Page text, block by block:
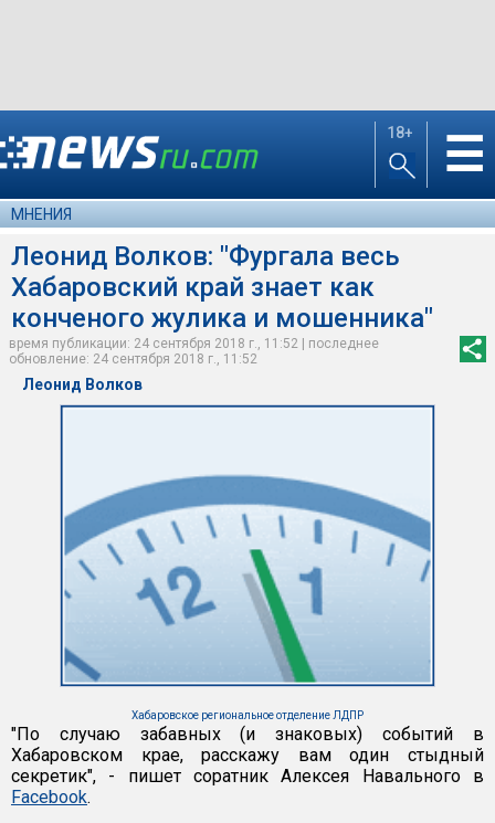
18+ ☰
МНЕНИЯ
Леонид Волков: "Фургала весь
Хабаровский край знает как
конченого жулика и мошенника"
время публикации: 24 сентября 2018 г., 11:52 | последнее
обновление: 24 сентября 2018 г., 11:52
Леонид Волков
Хабаровское региональное отделение ЛДПР
"По случаю забавных (и знаковых) событий в
Хабаровском крае, расскажу вам один стыдный
секретик", - пишет соратник Алексея Навального в
Facebook.